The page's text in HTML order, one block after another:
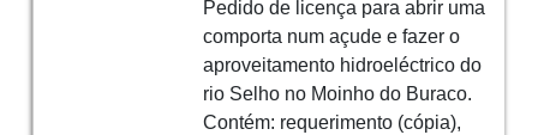
Pedido de licença para abrir uma
comporta num açude e fazer o
aproveitamento hidroeléctrico do
rio Selho no Moinho do Buraco.
Contém: requerimento (cópia),